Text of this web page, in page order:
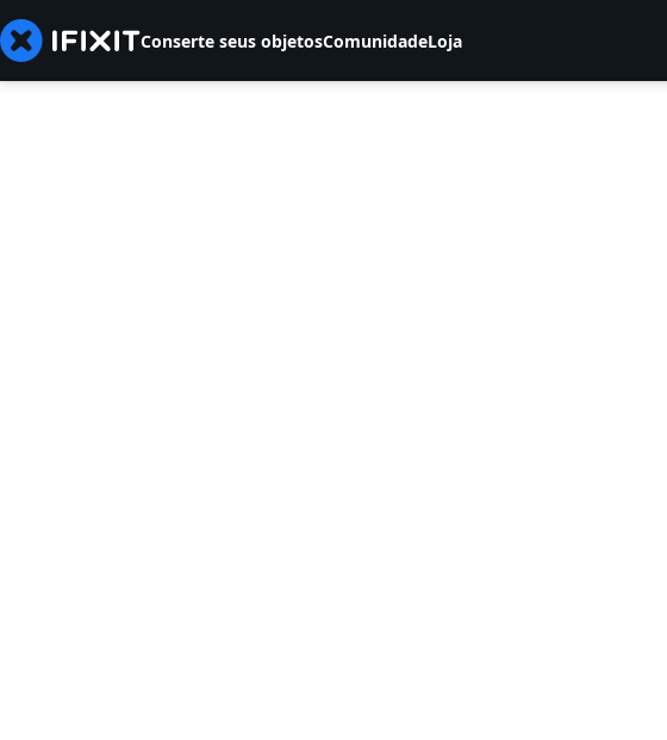
Conserte seus objetosComunidadeLoja